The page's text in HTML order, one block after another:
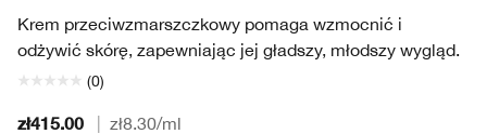
Krem przeciwzmarszczkowy pomaga wzmocnić i
odżywić skórę, zapewniając jej gładszy, młodszy wygląd.
(0)
zł415.00 zł8.30/ml